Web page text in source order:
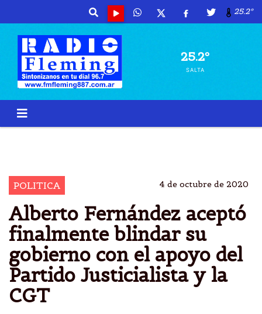
25.2º
25.2º
SALTA
POLITICA 4 de octubre de 2020
Alberto Fernández aceptó
finalmente blindar su
gobierno con el apoyo del
Partido Justicialista y la
CGT